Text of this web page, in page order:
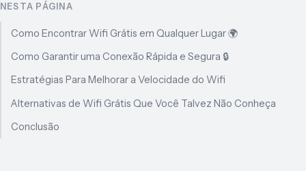
NESTA PÁGINA
Como Encontrar Wifi Grátis em Qualquer Lugar 🌍
Como Garantir uma Conexão Rápida e Segura 🔒
Estratégias Para Melhorar a Velocidade do Wifi
Alternativas de Wifi Grátis Que Você Talvez Não Conheça
Conclusão